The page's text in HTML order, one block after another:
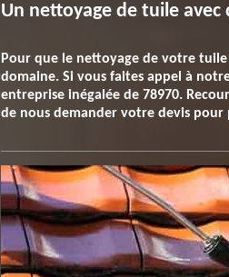
Un nettoyage de tuile avec
Pour que le nettoyage de votre
domaine. Si vous faites appel à
entreprise inégalée de 78970.
de nous demander votre devis